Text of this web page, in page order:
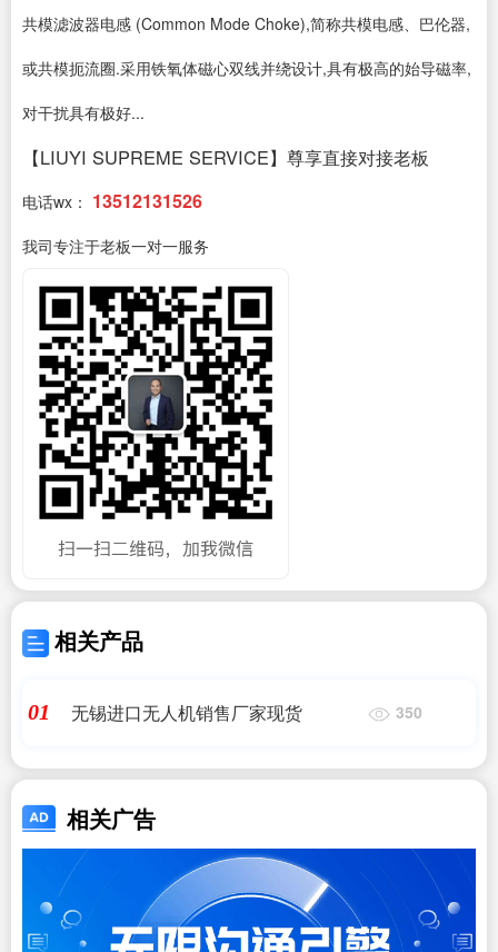
共模滤波器电感 (Common Mode Choke),简称共模电感、巴伦器,
或共模扼流圈.采用铁氧体磁心双线并绕设计,具有极高的始导磁率,
对干扰具有极好...
【LIUYI SUPREME SERVICE】尊享直接对接老板
电话wx： 13512131526
我司专注于老板一对一服务
相关产品
01 无锡进口无人机销售厂家现货 350
相关广告